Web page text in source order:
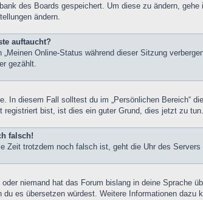
des Boards gespeichert. Um diese zu ändern,
ändern.
auftaucht?
Online-Status während dieser Sitzung
gezählt.
In diesem Fall solltest du im „Persönlichen Bereich“
registriert bist, ist dies ein guter Grund, dies jetzt zu tun.
falsch!
trotzdem noch falsch ist, geht die Uhr des
niemand hat das Forum bislang in deine Sprache
es übersetzen würdest. Weitere Informationen dazu